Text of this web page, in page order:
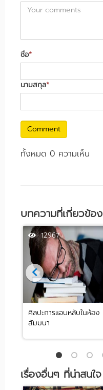
ชื่อ*
นามสกุล*
Comment
ทั้งหมด 0 ความเห็น
บทความที่เกี่ยวข้อง
12967
ศิลปะการแอบหลับในห้อง
สัมมนา
เรื่องอื่นๆ ที่น่าสนใจ